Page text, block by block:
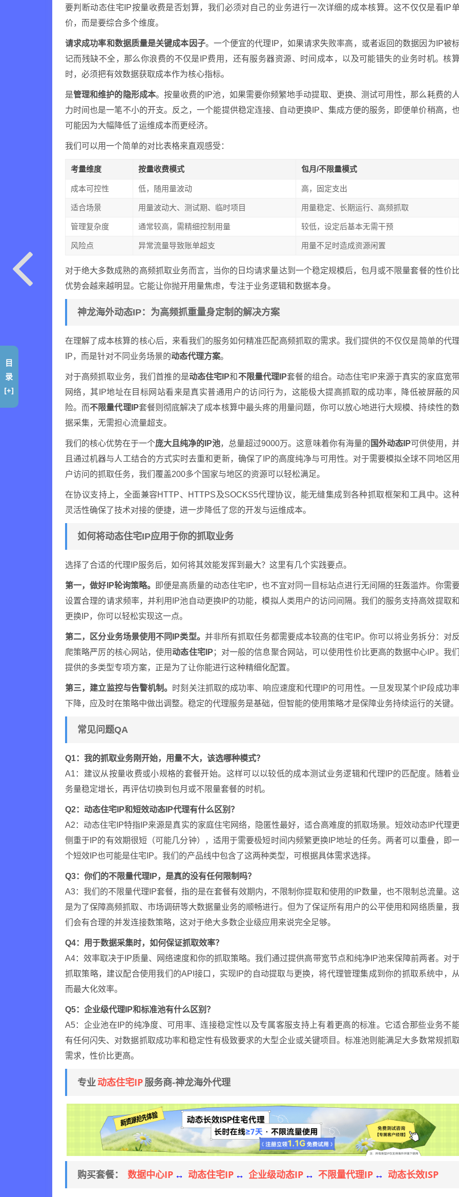
要判断动态住宅IP按量收费是否划算，我们必须对自己的业务进行一次详细的成本核算。这不仅仅是看IP
价，而是要综合多个维度。
请求成功率和数据质量是关键成本因子。一个便宜的代理IP，如果请求失败率高，或者返回的数据因为IP被
记而残缺不全，那么你浪费的不仅是IP费用，还有服务器资源、时间成本，以及可能错失的业务时机。核
时，必须把有效数据获取成本作为核心指标。
是管理和维护的隐形成本。按量收费的IP池，如果需要你频繁地手动提取、更换、测试可用性，那么耗费的人
力时间也是一笔不小的开支。反之，一个能提供稳定连接、自动更换IP、集成方便的服务，即便单价稍高，也
可能因为大幅降低了运维成本而更经济。
我们可以用一个简单的对比表格来直观感受：
考量维度 按量收费模式 包月/不限量模式
成本可控性 低，随用量波动 高，固定支出
适合场景 用量波动大、测试期、临时项目 用量稳定、长期运行、高频抓取
管理复杂度 通常较高，需精细控制用量 较低，设定后基本无需干预
风险点 异常流量导致账单超支 用量不足时造成资源闲置
对于绝大多数成熟的高频抓取业务而言，当你的日均请求量达到一个稳定规模后，包月或不限量套餐的性价比
优势会越来越明显。它能让你抛开用量焦虑，专注于业务逻辑和数据本身。
神龙海外动态IP：为高频抓重量身定制的解决方案
在理解了成本核算的核心后，来看我们的服务如何精准匹配高频抓取的需求。我们提供的不仅仅是简单的代理
IP，而是针对不同业务场景的动态代理方案。
对于高频抓取业务，我们首推的是动态住宅IP和不限量代理IP套餐的组合。动态住宅IP来源于真实的家庭宽
网络，其IP地址在目标网站看来是真实普通用户的访问行为，这能极大提高抓取的成功率，降低被屏蔽的
险。而不限量代理IP套餐则彻底解决了成本核算中最头疼的用量问题，你可以放心地进行大规模、持续性的
据采集，无需担心流量超支。
我们的核心优势在于一个庞大且纯净的IP池，总量超过9000万。这意味着你有海量的 国外动态IP可供使用，
且通过机器与人工结合的方式实时去重和更新，确保了IP的高度纯净与可用性。对于需要模拟全球不同地区用
户访问的抓取任务，我们覆盖200多个国家与地区的资源可以轻松满足。
在协议支持上，全面兼容HTTP、HTTPS及SOCKS5代理协议，能无缝集成到各种抓取框架和工具中。这种
灵活性确保了技术对接的便捷，进一步降低了您的开发与运维成本。
如何将动态住宅IP应用于你的抓取业务
选择了合适的代理IP服务后，如何将其效能发挥到最大？这里有几个实践要点。
第一，做好IP轮询策略。
即便是高质量的动态住宅IP，也不宜对同一目标站点进行无间隔的狂轰滥炸。你需
设置合理的请求频率，并利用IP池自动更换IP的功能，模拟人类用户的访问间隔。我们的服务支持高效提取和
更换IP，你可以轻松实现这一点。
第二，区分业务场景使用不同IP类型。 并非所有抓取任务都需要成本较高的住宅IP。你可以将业务拆分：对反
爬策略严厉的核心网站，使用动态住宅IP ；对一般的信息聚合网站，可以使用性价比更高的数据中心IP。我们
提供的多类型专项方案，正是为了让你能进行这种精细化配置。
第三，建立监控与告警机制。 时刻关注抓取的成功率、响应速度和代理IP的可用性。一旦发现某个IP段成功
下降，应及时在策略中做出调整。稳定的代理服务是基础，但智能的使用策略才是保障业务持续运行的关键。
常见问题QA
Q1：我的抓取业务刚开始，用量不大，该选哪种模式？
A1：建议从按量收费或小规格的套餐开始。这样可以以较低的成本测试业务逻辑和代理IP的匹配度。随着业
务量稳定增长，再评估切换到包月或不限量套餐的时机。
Q2：动态住宅IP和短效动态IP代理有什么区别？
A2：动态住宅IP特指IP来源是真实的家庭住宅网络，隐匿性最好，适合高难度的抓取场景。短效动态IP代理更
侧重于IP的有效期很短（可能几分钟），适用于需要极短时间内频繁更换IP地址的任务。两者可以重叠，即
个短效IP也可能是住宅IP。我们的产品线中包含了这两种类型，可根据具体需求选择。
Q3：你们的不限量代理IP，是真的没有任何限制吗？
A3：我们的不限量代理IP套餐，指的是在套餐有效期内，不限制你提取和使用的IP数量，也不限制总流量。这
是为了保障高频抓取、市场调研等大数据量业务的顺畅进行。但为了保证所有用户的公平使用和网络质量，
们会有合理的并发连接数策略，这对于绝大多数企业级应用来说完全足够。
Q4：用于数据采集时，如何保证抓取效率？
A4：效率取决于IP质量、网络速度和你的抓取策略。我们通过提供高带宽节点和纯净IP池来保障前两者。对
抓取策略，建议配合使用我们的API接口，实现IP的自动提取与更换，将代理管理集成到你的抓取系统中，从
而最大化效率。
Q5：企业级代理IP和标准池有什么区别？
A5：企业池在IP的纯净度、可用率、连接稳定性以及专属客服支持上有着更高的标准。它适合那些业务不
有任何闪失、对数据抓取成功率和稳定性有极致要求的大型企业或关键项目。标准池则能满足大多数常规抓取
需求，性价比更高。
专业 动态住宅IP 服务商-神龙海外代理
购买套餐： 数据中心IP ↔ 动态住宅IP ↔ 企业级动态IP ↔ 不限量代理IP ↔ 动态长效ISP
目
录
[+]